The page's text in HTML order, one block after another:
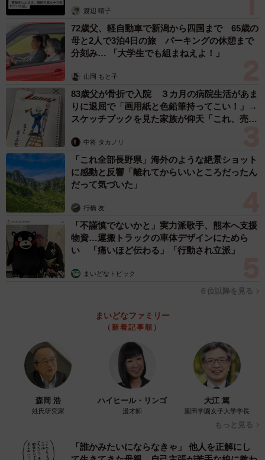
「我々のように、100人規模という決して大きくない消防で
は、ひとりひとりのできることを増やさないと手が足りな
くなることがあります」
「消防士の使命は、救急要請のあった方をいち早く安全に
病院に搬送すること。また、命を救うのはもちろんのこ
と、その後の社会復帰が叶いやすいように、1分1秒でも早
い応急処置を心がけています」
救急要請に消防車が駆けつけるのは、救命率を高めるた
め。もちろん、病院への搬送は救急車が到着してからにな
りますが、こうしたことを知っているだけでも、いざとい
うときの安心感が違いますよね。
「僕たちの仕事は、たとえば救急車に道を譲ってくれると
いった市民の皆様の協力のおかげで成り立っています。だ
から、少しでも理解が進むように、細やかな情報発信をし
今回のPA連携についての投稿も大きな注目を集め、動画は
も集まっています。
渡辺 晴子
72歳父、軽自動車で新潟から四国まで 65歳の
母と2人で3泊4日の旅 パーキングの休憩まで
分刻み… 「大学生でも組まねえよ！」
山岡 もと子
83歳父が骨折で入院 ３カ月の病院生活があま
りに退屈で「画用紙と色鉛筆持ってこい！」→
スケッチブックを見た家族が仰天「これ、売れ
中将 タカノリ
「これ全部長野県」海外のような絶景ショット
に感動と反響「離れてからいいところだったん
だって気づいた」
行橋 友
「不謹慎でないかと」実力派歌手、熊本へ支援
物資…運搬トラックの車体デザインにためら
い 「痛いほど伝わる」「行動され立派」
まいどなトピック
６位以降を見る
まいどなファミリー
（新着記事順）
森岡 浩
姓氏研究家
ハイヒール・リンゴ
漫才師
大江 篤
園田学園女子大学学長
もっと見る
「誰かみたいにならなきゃ」 他人を正解にし